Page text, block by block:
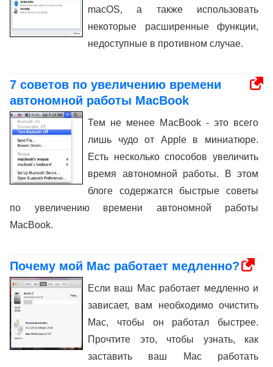
macOS, а также использовать
некоторые расширенные функции,
недоступные в противном случае.
7 советов по увеличению времени
автономной работы MacBook
Тем не менее MacBook - это всего
лишь чудо от Apple в миниатюре.
Есть несколько способов увеличить
время автономной работы. В этом
блоге содержатся быстрые советы
по увеличению времени автономной работы
MacBook.
Почему мой Mac работает медленно?
Если ваш Mac работает медленно и
зависает, вам необходимо очистить
Mac, чтобы он работал быстрее.
Прочтите это, чтобы узнать, как
заставить ваш Mac работать